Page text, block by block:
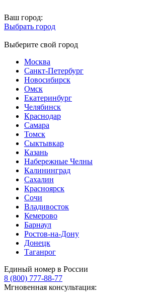
Ваш город:
Выбрать город
Выберите свой город
Москва
Санкт-Петербург
Новосибирск
Омск
Екатеринбург
Челябинск
Краснодар
Самара
Томск
Сыктывкар
Казань
Набережные Челны
Калининград
Сахалин
Красноярск
Сочи
Владивосток
Кемерово
Барнаул
Ростов-на-Дону
Донецк
Таганрог
Единый номер в России
8 (800) 777-88-77
Мгновенная консультация: